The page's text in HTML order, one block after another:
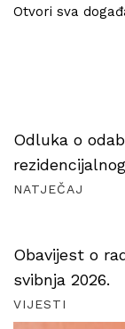
Otvori sva
Odluka o
NATJEČAJ
Obavijest o
svibnja 2026.
VIJESTI